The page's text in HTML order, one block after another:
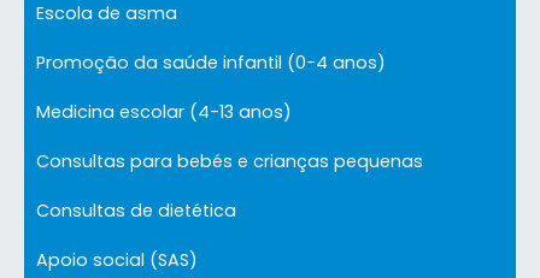
Escola de asma
Promoção da saúde infantil (0-4 anos)
Medicina escolar (4-13 anos)
Consultas para bebés e crianças pequenas
Consultas de dietética
Apoio social (SAS)